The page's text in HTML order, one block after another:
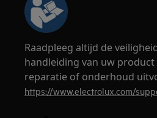
Raadpleeg altijd de
handleiding van uw
reparatie of onderhoud
https://www.electrolux.com/